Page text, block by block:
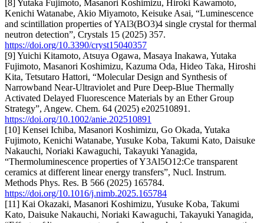
[8] Yutaka Fujimoto, Masanori Koshimizu, Hiroki Kawamoto,
Kenichi Watanabe, Akio Miyamoto, Keisuke Asai, “Luminescence
and scintillation properties of YAl3(BO3)4 single crystal for thermal
neutron detection”, Crystals 15 (2025) 357.
https://doi.org/10.3390/cryst15040357
[9] Yuichi Kitamoto, Atsuya Ogawa, Masaya Inakawa, Yutaka
Fujimoto, Masanori Koshimizu, Kazuma Oda, Hideo Taka, Hiroshi
Kita, Tetsutaro Hattori, “Molecular Design and Synthesis of
Narrowband Near-Ultraviolet and Pure Deep-Blue Thermally
Activated Delayed Fluorescence Materials by an Ether Group
Strategy”, Angew. Chem. 64 (2025) e202510891.
https://doi.org/10.1002/anie.202510891
[10] Kensei Ichiba, Masanori Koshimizu, Go Okada, Yutaka
Fujimoto, Kenichi Watanabe, Yusuke Koba, Takumi Kato, Daisuke
Nakauchi, Noriaki Kawaguchi, Takayuki Yanagida,
“Thermoluminescence properties of Y3Al5O12:Ce transparent
ceramics at different linear energy transfers”, Nucl. Instrum.
Methods Phys. Res. B 566 (2025) 165784.
https://doi.org/10.1016/j.nimb.2025.165784
[11] Kai Okazaki, Masanori Koshimizu, Yusuke Koba, Takumi
Kato, Daisuke Nakauchi, Noriaki Kawaguchi, Takayuki Yanagida,